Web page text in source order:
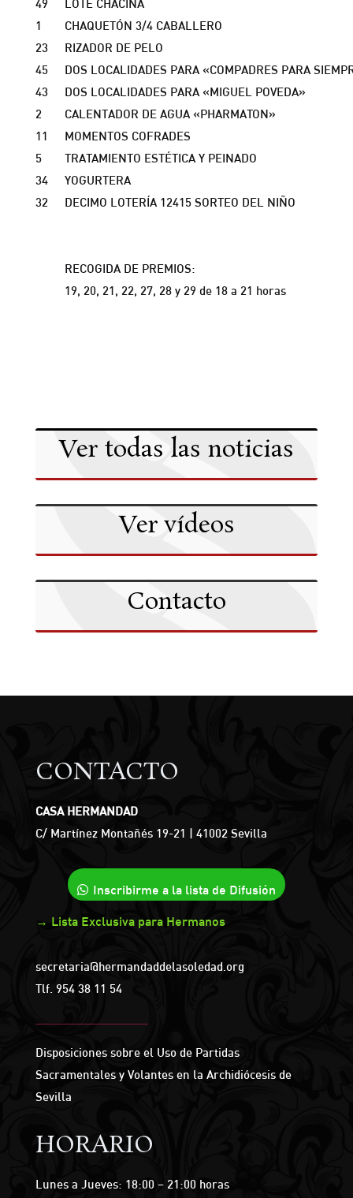
49
LOTE CHACINA
1
CHAQUETÓN 3/4 CABALLERO
23
RIZADOR DE PELO
45
DOS LOCALIDADES PARA «COMPADRES PARA
43
DOS LOCALIDADES PARA «MIGUEL POVEDA»
2
CALENTADOR DE AGUA «PHARMATON»
11
MOMENTOS COFRADES
5
TRATAMIENTO ESTÉTICA Y PEINADO
34
YOGURTERA
32
DECIMO LOTERÍA 12415 SORTEO DEL NIÑO
RECOGIDA DE PREMIOS:
19, 20, 21, 22, 27, 28 y 29 de 18 a 21 horas
Ver todas las noticias
Ver vídeos
Contacto
CONTACTO
CASA HERMANDAD
C/ Martínez Montañés 19-21 | 41002 Sevilla
Inscribirme a la lista de Difusión
→ Lista Exclusiva para Hermanos
secretaria@hermandaddelasoledad.org
Tlf. 954 38 11 54
Disposiciones sobre el Uso de Partidas
Sacramentales y Volantes en la Archidiócesis de
Sevilla
HORARIO
Lunes a Jueves: 18:00 – 21:00 horas